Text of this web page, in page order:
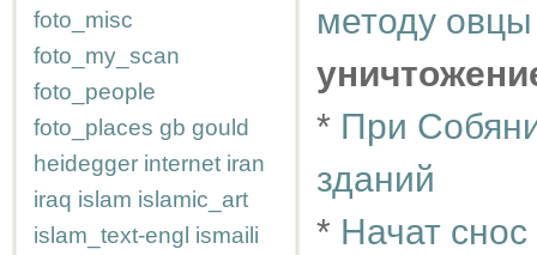
foto_misc
foto_my_scan
foto_people
foto_places gb gould
heidegger internet iran
iraq islam islamic_art
islam_text-engl ismaili
методу
* При
зданий
* Начат